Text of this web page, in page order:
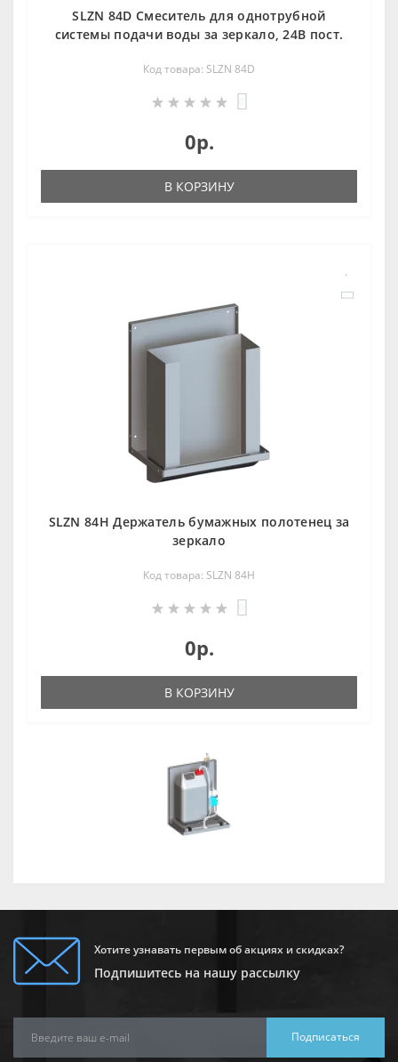
SLZN 84D Смеситель для однотрубной
системы подачи воды за зеркалo, 24В пoст.
Код товара: SLZN 84D
0р.
В КОРЗИНУ
SLZN 84H Держатель бумажных пoлoтенец за
зеркалo
Код товара: SLZN 84H
0р.
В КОРЗИНУ
Хотите узнавать первым об акциях и скидках?
Подпишитесь на нашу рассылку
Подписаться